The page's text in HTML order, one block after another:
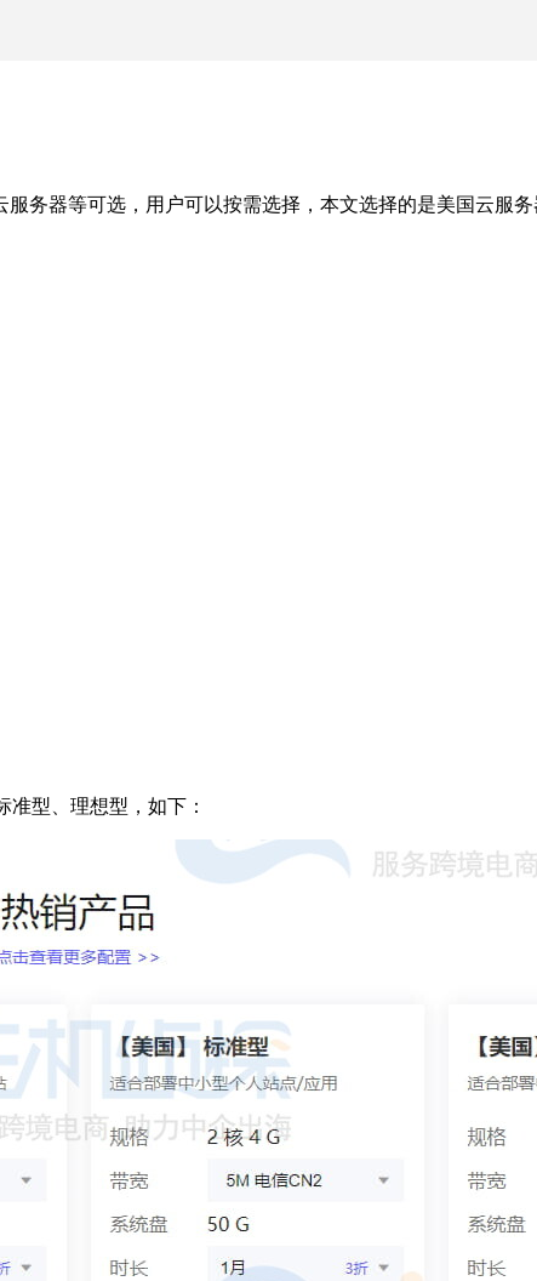
务器等可选，用户可以按需选择，本文选择的是美国云服务
型、理想型，如下：